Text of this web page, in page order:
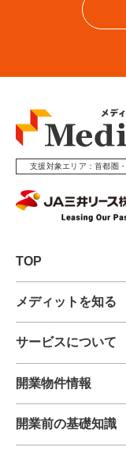
支援対象エリア 首都圏
TOP
メディットを知る
サービスについて
メディットの特徴
医療モールについ
開業物件情報
開業前の基礎知識